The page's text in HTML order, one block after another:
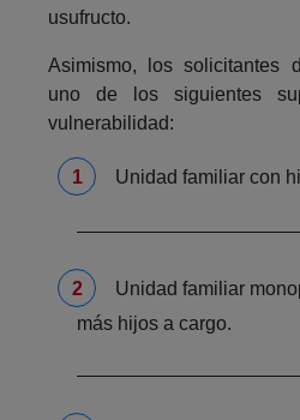
usufructo.
Asimismo, los solicitantes
uno de los siguientes
vulnerabilidad:
Unidad familiar con
Unidad familiar
más hijos a cargo.